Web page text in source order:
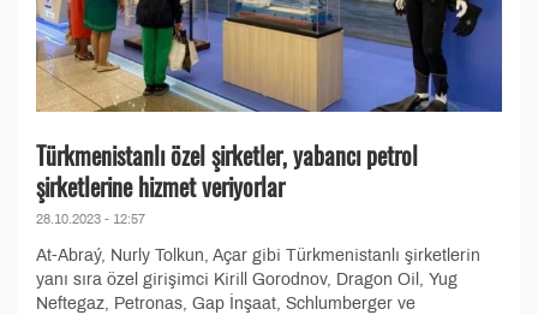
Türkmenistanlı özel şirketler, yabancı petrol
şirketlerine hizmet veriyorlar
28.10.2023 - 12:57
At-Abraý, Nurly Tolkun, Açar gibi Türkmenistanlı şirketlerin
yanı sıra özel girişimci Kirill Gorodnov, Dragon Oil, Yug
Neftegaz, Petronas, Gap İnşaat, Schlumberger ve